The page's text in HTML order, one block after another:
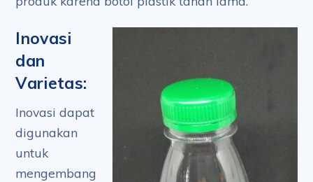
Inovasi
dan
Varietas:
Inovasi dapat
digunakan
untuk
mengembang